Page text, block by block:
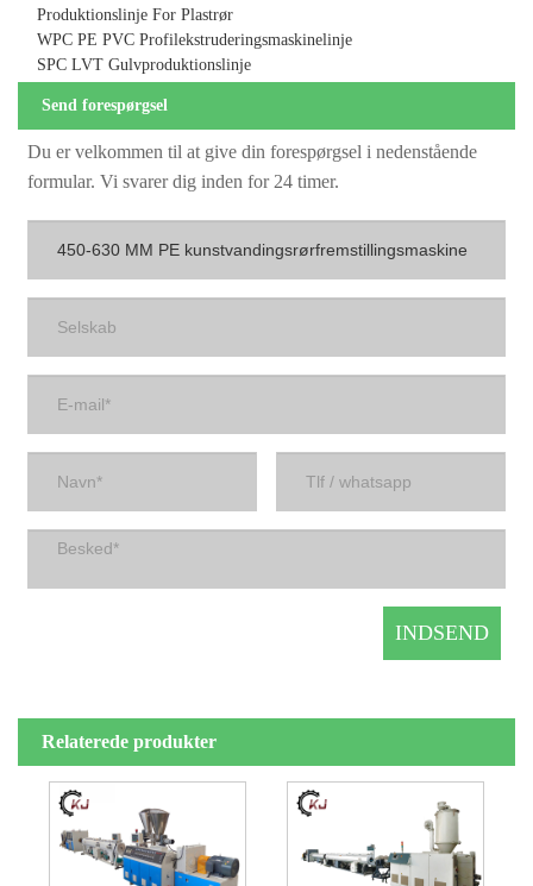
Produktionslinje For Plastrør
WPC PE PVC Profilekstruderingsmaskinelinje
SPC LVT Gulvproduktionslinje
Send forespørgsel
Du er velkommen til at give din forespørgsel i nedenstående
formular. Vi svarer dig inden for 24 timer.
Relaterede produkter